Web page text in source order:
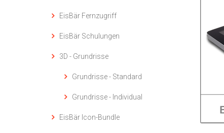
EisBär Fernzugriff
EisBär Schulungen
3D - Grundrisse
Grundrisse - Standard
Grundrisse - Individual
EisBär Icon-Bundle